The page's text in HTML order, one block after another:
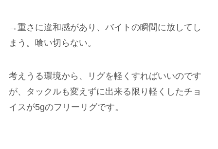
→重さに違和感があり、バイトの瞬間に放してし
まう。喰い切らない。
考えうる環境から、リグを軽くすればいいのです
が、タックルも変えずに出来る限り軽くしたチョ
イスが5gのフリーリグです。